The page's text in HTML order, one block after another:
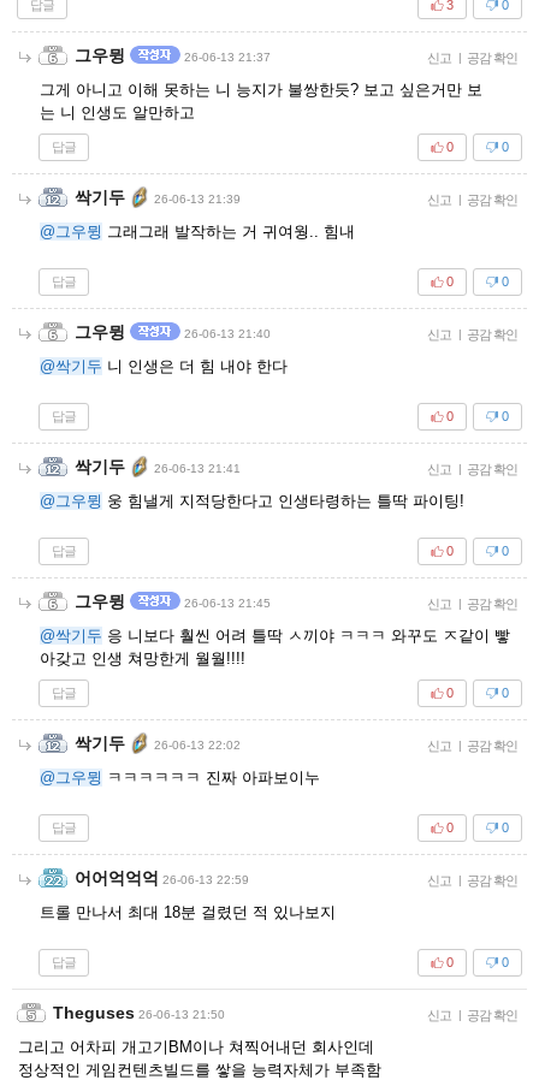
답글 0
3
그우뮝 26-06-13 21:37 신고 | 공감 확인
그게 아니고 이해 못하는 니 능지가 불쌍한듯? 보고 싶은거만 보
는 니 인생도 알만하고
답글 0
0
싹기두 26-06-13 21:39 신고 | 공감 확인
@그우뮝 그래그래 발작하는 거 귀여웡.. 힘내
답글 0
0
그우뮝 26-06-13 21:40 신고 | 공감 확인
@싹기두 니 인생은 더 힘 내야 한다
답글 0
0
싹기두 26-06-13 21:41 신고 | 공감 확인
@그우뮝 웅 힘낼게 지적당한다고 인생타령하는 틀딱 파이팅!
답글 0
0
그우뮝 26-06-13 21:45 신고 | 공감 확인
@싹기두 응 니보다 훨씬 어려 틀딱 ㅅ끼야 ㅋㅋㅋ 와꾸도 ㅈ같이 빻
아갖고 인생 쳐망한게 월월!!!!
답글 0
0
싹기두 26-06-13 22:02 신고 | 공감 확인
@그우뮝 ㅋㅋㅋㅋㅋㅋ 진짜 아파보이누
답글 0
0
어어억억억 26-06-13 22:59 신고 | 공감 확인
트롤 만나서 최대 18분 걸렸던 적 있나보지
답글 0
0
Theguses 26-06-13 21:50 신고 | 공감 확인
그리고 어차피 개고기BM이나 쳐찍어내던 회사인데
정상적인 게임컨텐츠빌드를 쌓을 능력자체가 부족함